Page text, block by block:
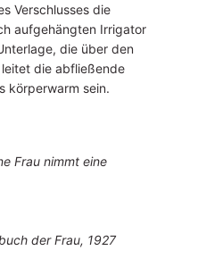
Verschlusses die
aufgehängten Irrigator
die über den
die abfließende
körperwarm sein.
Frau nimmt eine
der Frau, 1927